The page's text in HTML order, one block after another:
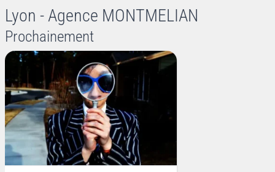
Lyon - Agence MONTMELIAN
Prochainement